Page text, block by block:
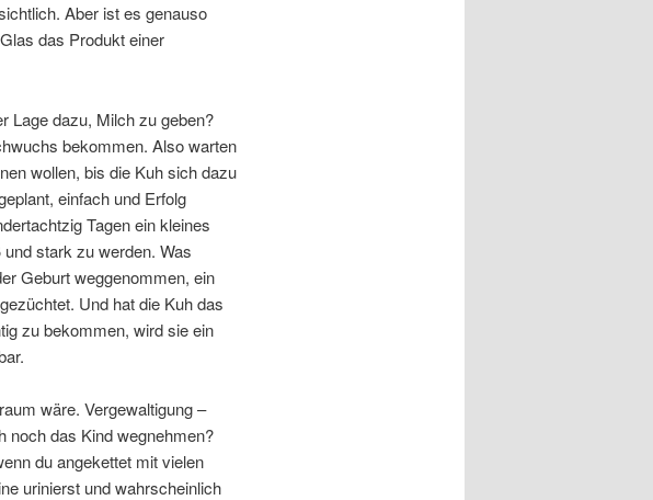
Aber ist es genauso
das Produkt einer
Lage dazu, Milch zu geben?
bekommen. Also warten
wollen, bis die Kuh sich dazu
einfach und Erfolg
Tagen ein kleines
stark zu werden. Was
Geburt weggenommen, ein
Und hat die Kuh das
zu bekommen, wird sie ein
wäre. Vergewaltigung –
noch das Kind wegnehmen?
du angekettet mit vielen
urinierst und wahrscheinlich